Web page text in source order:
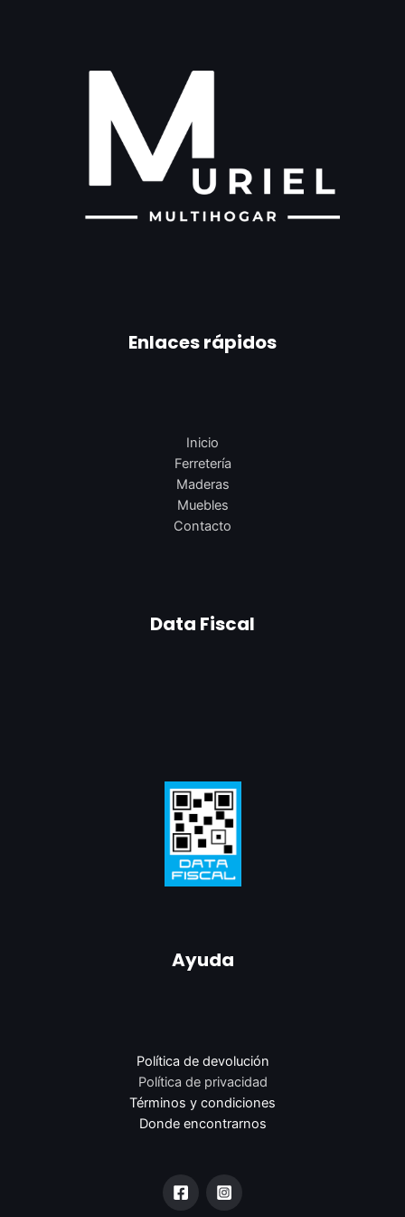
Enlaces rápidos
Inicio
Ferretería
Maderas
Muebles
Contacto
Data Fiscal
Ayuda
Política de devolución
Política de privacidad
Términos y condiciones
Donde encontrarnos